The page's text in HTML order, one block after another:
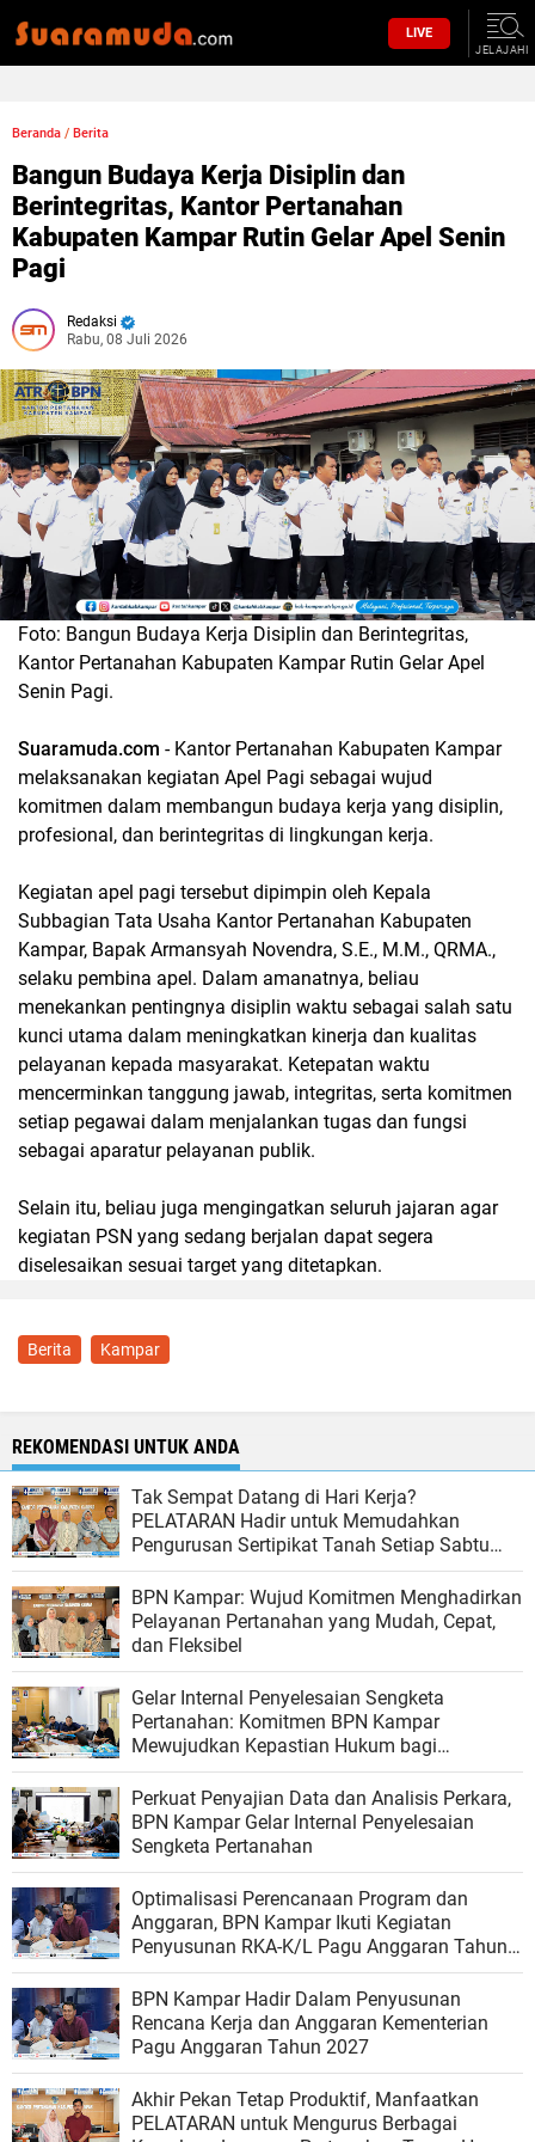
LIVE
JELAJAHI
Beranda / Berita
Bangun Budaya Kerja Disiplin dan
Berintegritas, Kantor Pertanahan
Kabupaten Kampar Rutin Gelar Apel Senin
Pagi
Redaksi
Rabu, 08 Juli 2026
Foto: Bangun Budaya Kerja Disiplin dan Berintegritas,
Kantor Pertanahan Kabupaten Kampar Rutin Gelar Apel
Senin Pagi.
Suaramuda.com - Kantor Pertanahan Kabupaten Kampar
melaksanakan kegiatan Apel Pagi sebagai wujud
komitmen dalam membangun budaya kerja yang disiplin,
profesional, dan berintegritas di lingkungan kerja.
Kegiatan apel pagi tersebut dipimpin oleh Kepala
Subbagian Tata Usaha Kantor Pertanahan Kabupaten
Kampar, Bapak Armansyah Novendra, S.E., M.M., QRMA.,
selaku pembina apel. Dalam amanatnya, beliau
menekankan pentingnya disiplin waktu sebagai salah satu
kunci utama dalam meningkatkan kinerja dan kualitas
pelayanan kepada masyarakat. Ketepatan waktu
mencerminkan tanggung jawab, integritas, serta komitmen
setiap pegawai dalam menjalankan tugas dan fungsi
sebagai aparatur pelayanan publik.
Selain itu, beliau juga mengingatkan seluruh jajaran agar
kegiatan PSN yang sedang berjalan dapat segera
diselesaikan sesuai target yang ditetapkan.
Berita Kampar
REKOMENDASI UNTUK ANDA
Tak Sempat Datang di Hari Kerja?
PELATARAN Hadir untuk Memudahkan
Pengurusan Sertipikat Tanah Setiap Sabtu
dan Minggu
BPN Kampar: Wujud Komitmen Menghadirkan
Pelayanan Pertanahan yang Mudah, Cepat,
dan Fleksibel
Gelar Internal Penyelesaian Sengketa
Pertanahan: Komitmen BPN Kampar
Mewujudkan Kepastian Hukum bagi
Masyarakat
Perkuat Penyajian Data dan Analisis Perkara,
BPN Kampar Gelar Internal Penyelesaian
Sengketa Pertanahan
Optimalisasi Perencanaan Program dan
Anggaran, BPN Kampar Ikuti Kegiatan
Penyusunan RKA-K/L Pagu Anggaran Tahun
2027
BPN Kampar Hadir Dalam Penyusunan
Rencana Kerja dan Anggaran Kementerian
Pagu Anggaran Tahun 2027
Akhir Pekan Tetap Produktif, Manfaatkan
PELATARAN untuk Mengurus Berbagai